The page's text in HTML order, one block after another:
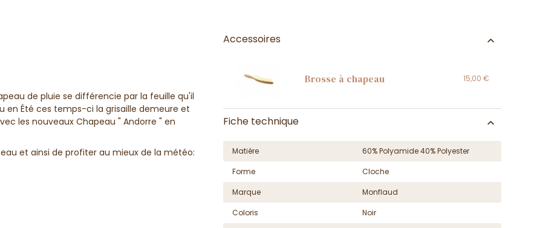
de pluie se différencie par la feuille qu'il
en Été ces temps-ci la grisaille demeure et
les nouveaux Chapeau " Andorre " en
et ainsi de profiter au mieux de la météo:
Accessoires
Brosse à chapeau 15,00 €
Fiche technique
Matière
60% Polyamide 40% Polyester
Forme
Cloche
Marque
Monflaud
Coloris
Noir